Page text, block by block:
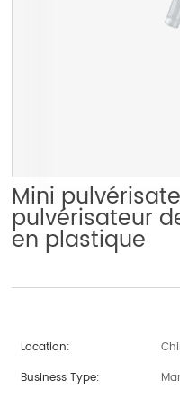
Mini
pulvérisateur
en plastique
Location:
Business Type: